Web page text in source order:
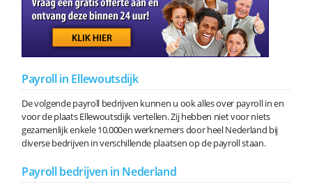
Payroll in Ellewoutsdijk
De volgende payroll bedrijven kunnen u ook alles over payroll in en
voor de plaats Ellewoutsdijk vertellen. Zij hebben niet voor niets
gezamenlijk enkele 10.000en werknemers door heel Nederland bij
diverse bedrijven in verschillende plaatsen op de payroll staan.
Payroll bedrijven in Nederland